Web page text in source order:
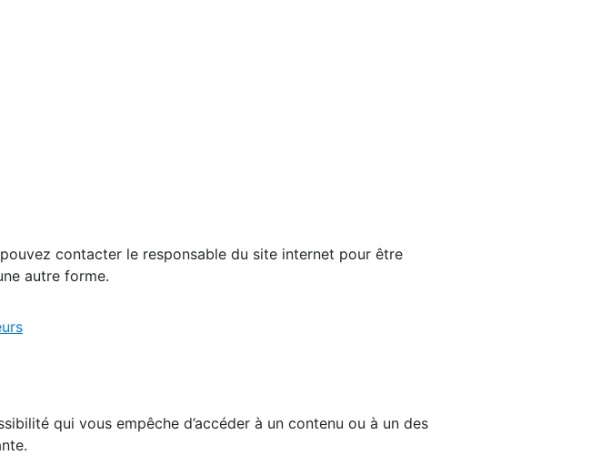
contacter le responsable du site internet pour être
autre forme.
qui vous empêche d’accéder à un contenu ou à un des